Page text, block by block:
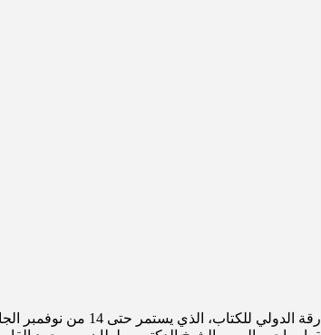
يفتح مجمع اللغة العربية في الشارقة أبوابه لعشّاق اللغة،